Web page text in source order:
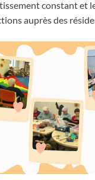
constant et
auprès des